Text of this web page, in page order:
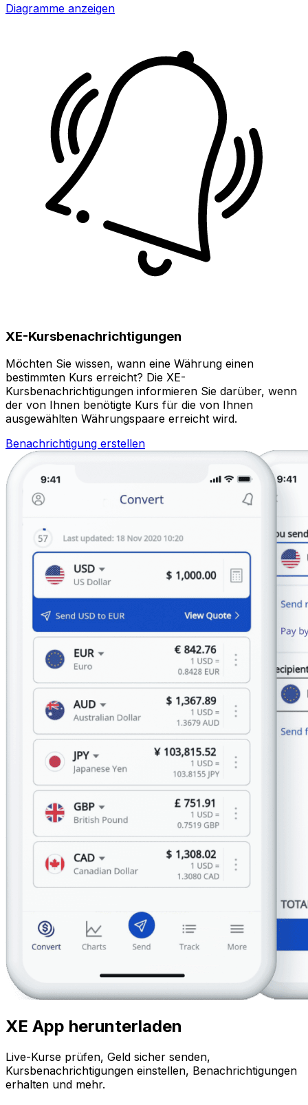
Diagramme anzeigen
XE-Kursbenachrichtigungen
Möchten Sie wissen, wann eine Währung einen
bestimmten Kurs erreicht? Die XE-
Kursbenachrichtigungen informieren Sie darüber, wenn
der von Ihnen benötigte Kurs für die von Ihnen
ausgewählten Währungspaare erreicht wird.
Benachrichtigung erstellen
XE App herunterladen
Live-Kurse prüfen, Geld sicher senden,
Kursbenachrichtigungen einstellen, Benachrichtigungen
erhalten und mehr.